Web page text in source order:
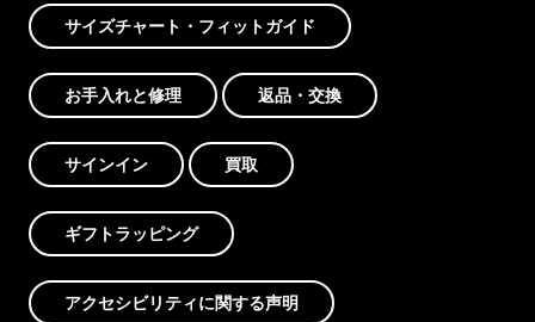
サイズチャート・フィットガイド
お手入れと修理 返品・交換
サインイン 買取
ギフトラッピング
アクセシビリティに関する声明